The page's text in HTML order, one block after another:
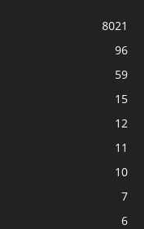
8021
96
59
15
12
11
10
7
6